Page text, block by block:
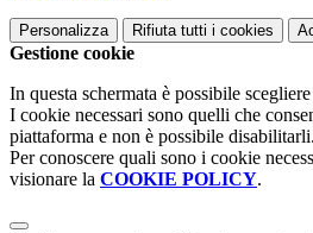
Personalizza Rifiuta tutti i cookies
Gestione cookie
In questa schermata è possibile
I cookie necessari sono quelli che
piattaforma e non è possibile disabilitarli.
Per conoscere quali sono i cookie
visionare la COOKIE POLICY.